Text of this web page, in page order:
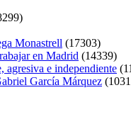
Monastrell (17303)
en Madrid (14339)
agresiva e independiente
García Márquez